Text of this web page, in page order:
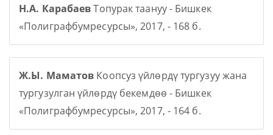
Н.А. КарабаевТопурак таануу - Бишкек
«Полиграфбумресурсы», 2017, - 168 б.
Ж.Ы. Маматов Коопсуз үйлөрдү тургузуу жана
тургузулган үйлөрдү бекемдөө - Бишкек
«Полиграфбумресурсы», 2017, - 164 б.